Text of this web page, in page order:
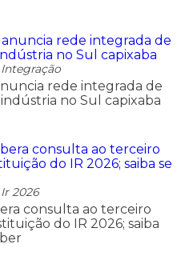
Integração
rede integrada de
no Sul capixaba
Ir 2026
consulta ao terceiro
do IR 2026; saiba